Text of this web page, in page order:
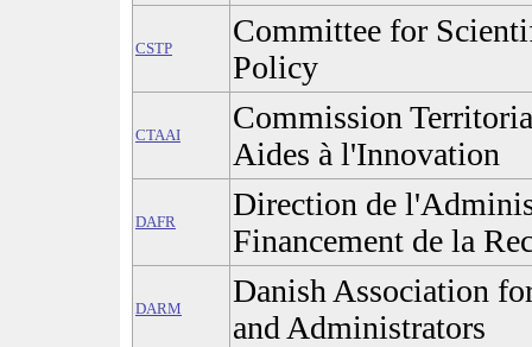
CSTP
Committee for
Policy
CTAAI
Commission
Aides à l'Innovation
DAFR
Direction de
Financement de la
DARM
Danish Association
and Administrators